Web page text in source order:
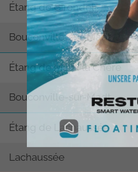
Étang de Girondel
Bouconville-sur-Madt
Étang de Maux la Chère
Bouconville-sur-Madt
Étang de Lachaussée
Lachaussée